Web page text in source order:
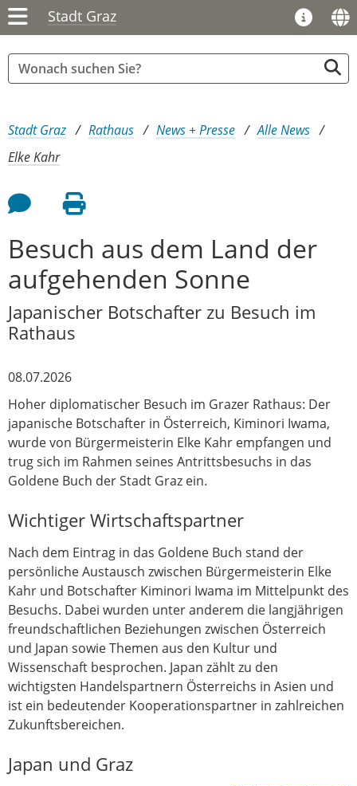
Stadt Graz
Sie sind hier:
Stadt Graz Rathaus News + Presse
Alle News
Elke Kahr
Feedback an Autor
Seite drucken
Besuch aus dem Land der
aufgehenden Sonne
Japanischer Botschafter zu Besuch im
Rathaus
08.07.2026
Hoher diplomatischer Besuch im Grazer Rathaus: Der
japanische Botschafter in Österreich, Kiminori Iwama,
wurde von Bürgermeisterin Elke Kahr empfangen und
trug sich im Rahmen seines Antrittsbesuchs in das
Goldene Buch der Stadt Graz ein.
Wichtiger Wirtschaftspartner
Nach dem Eintrag in das Goldene Buch stand der
persönliche Austausch zwischen Bürgermeisterin Elke
Kahr und Botschafter Kiminori Iwama im Mittelpunkt des
Besuchs. Dabei wurden unter anderem die langjährigen
freundschaftlichen Beziehungen zwischen Österreich
und Japan sowie Themen aus den Kultur und
Wissenschaft besprochen. Japan zählt zu den
wichtigsten Handelspartnern Österreichs in Asien und
ist ein bedeutender Kooperationspartner in zahlreichen
Zukunftsbereichen.
Japan und Graz